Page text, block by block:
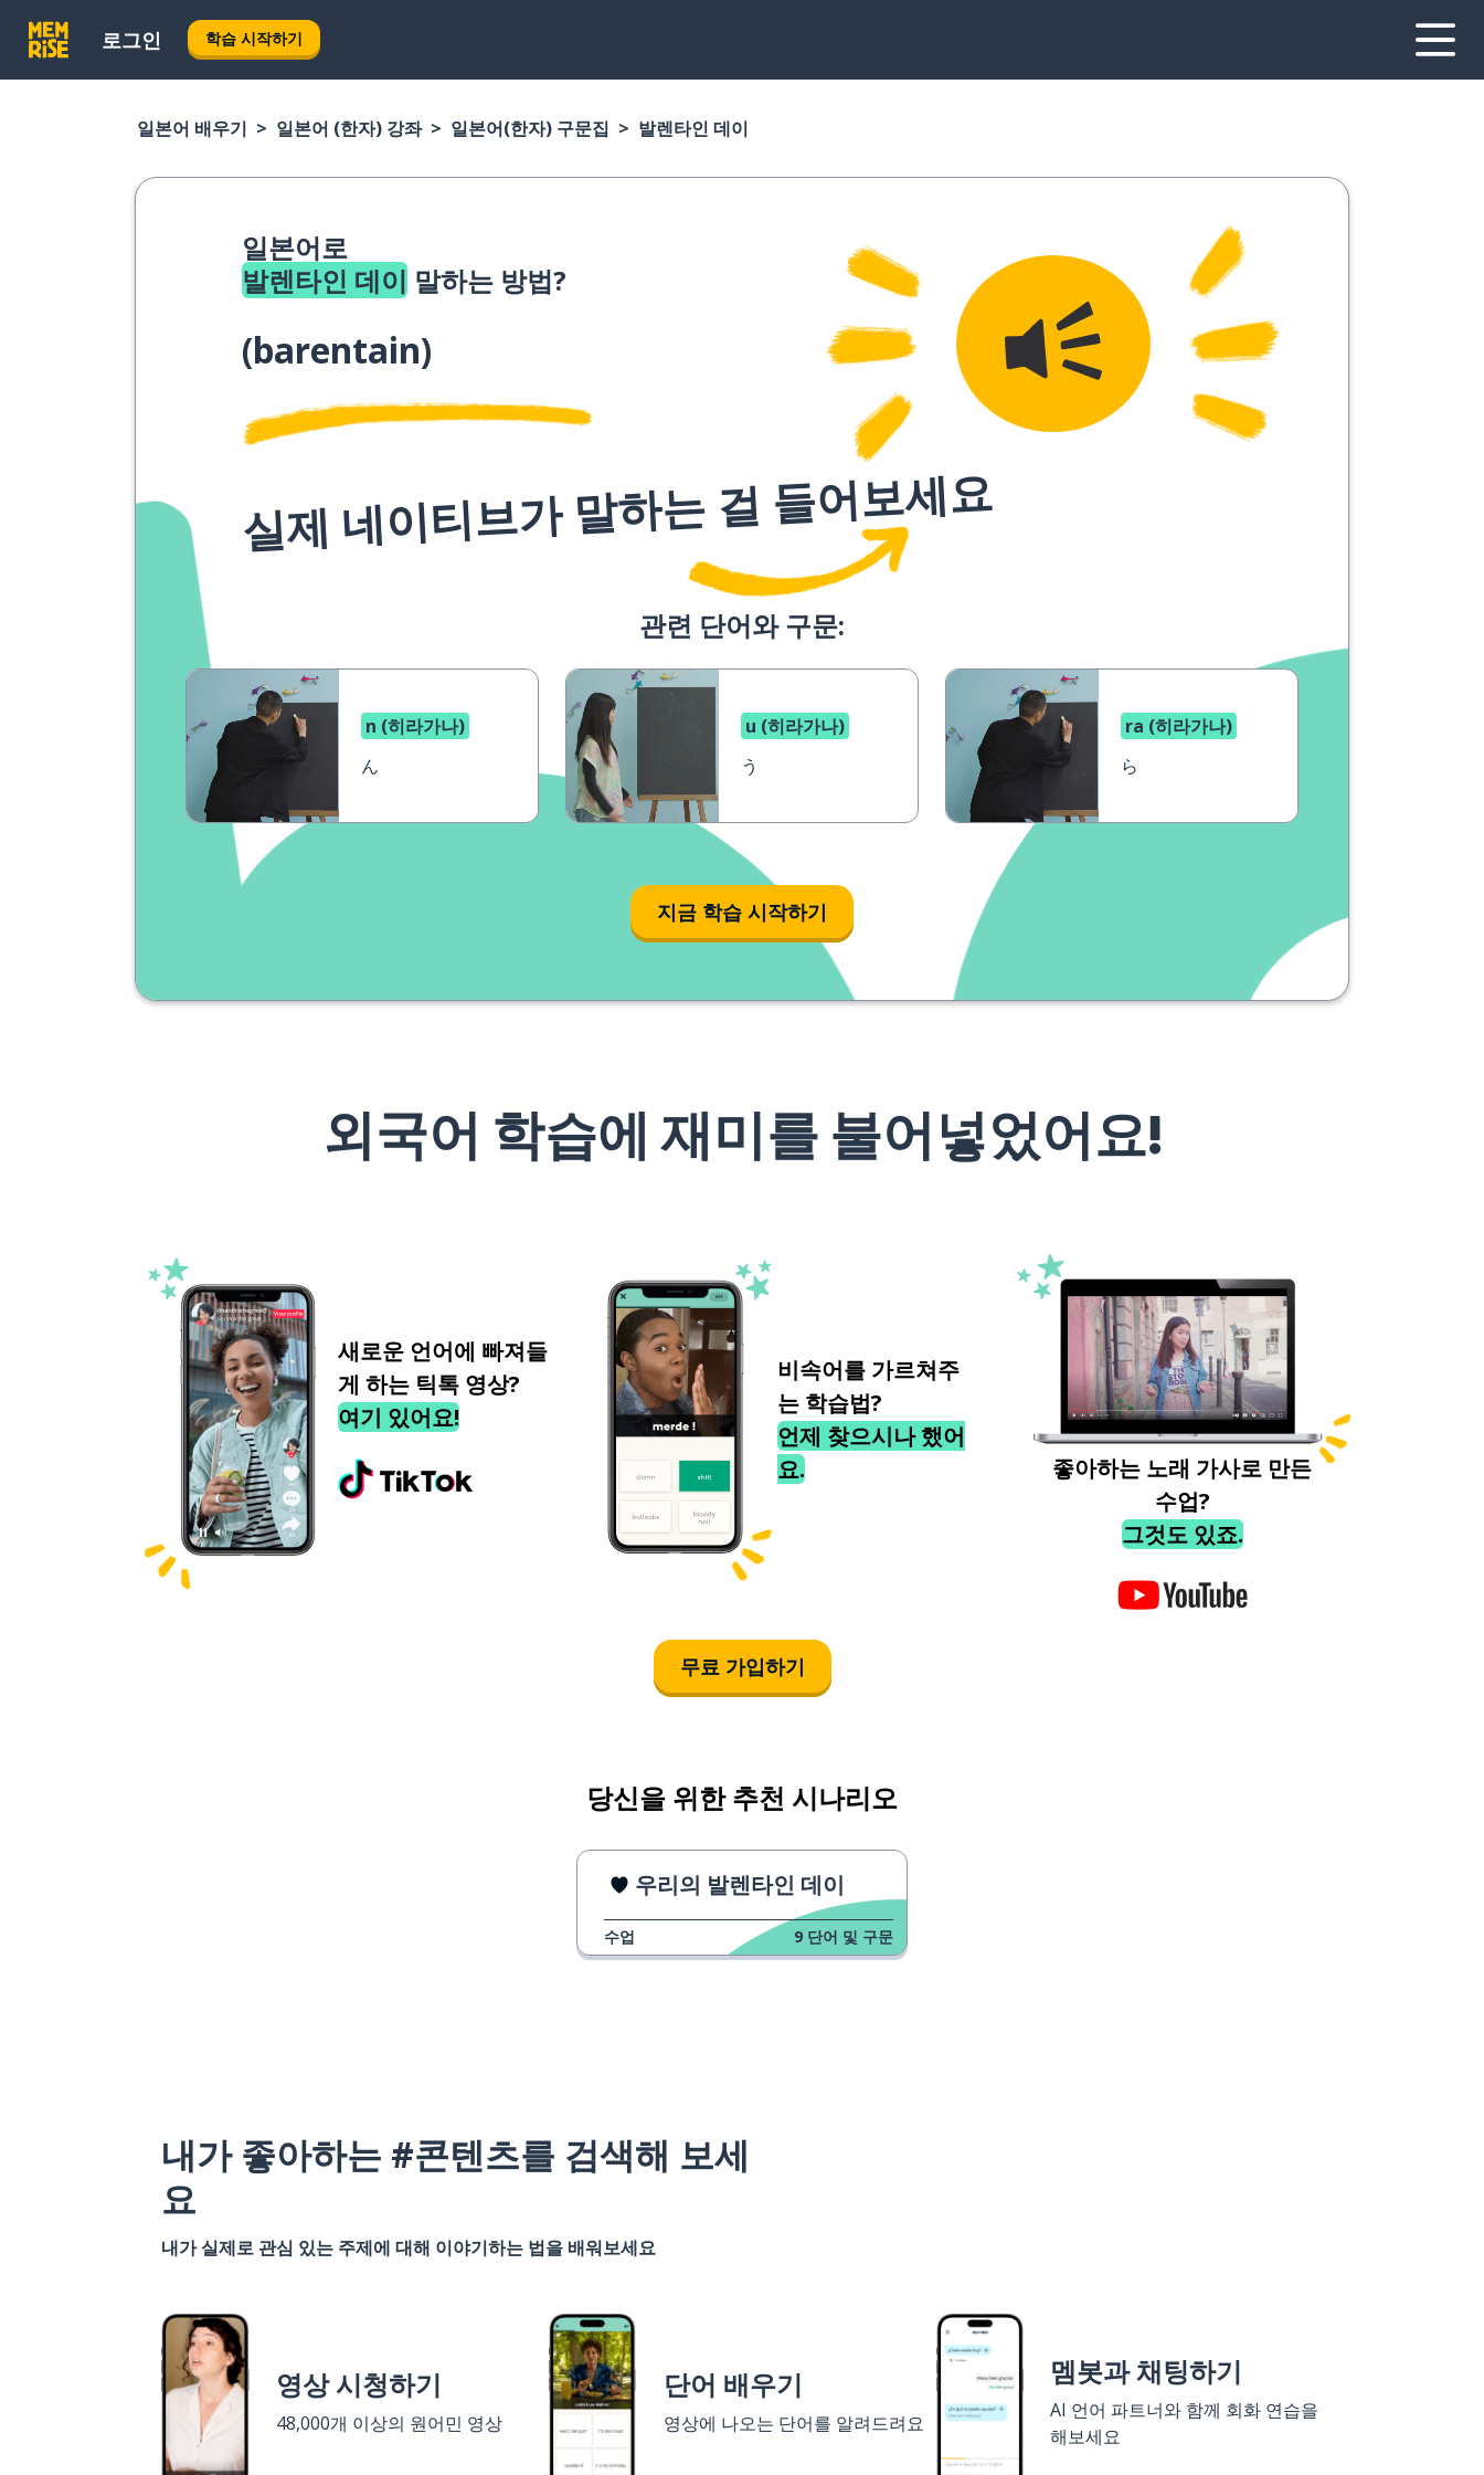
로그인 학습 시작하기
일본어 배우기 일본어 (한자) 강좌 일본어(한자) 구문집 발렌타인 데이
일본어로
발렌타인 데이 말하는 방법?
(barentain)
실제 네이티브가 말하는 걸 들어보세요
관련 단어와 구문:
n (히라가나)
ん
u (히라가나)
う
ra (히라가나)
ら
지금 학습 시작하기
외국어 학습에 재미를 불어넣었어요!
새로운 언어에 빠져들
게 하는 틱톡 영상?
여기 있어요!
비속어를 가르쳐주
는 학습법?
언제 찾으시나 했어
요.
좋아하는 노래 가사로 만든
수업?
그것도 있죠.
무료 가입하기
당신을 위한 추천 시나리오
우리의 발렌타인 데이
수업 9 단어 및 구문
내가 좋아하는 #콘텐츠를 검색해 보세
요
내가 실제로 관심 있는 주제에 대해 이야기하는 법을 배워보세요
영상 시청하기
48,000개 이상의 원어민 영상
단어 배우기
영상에 나오는 단어를 알려드려요
멤봇과 채팅하기
AI 언어 파트너와 함께 회화 연습을
해보세요